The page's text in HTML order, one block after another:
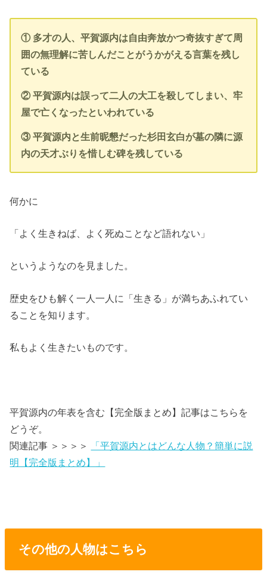
① 多才の人、平賀源内は自由奔放かつ奇抜すぎて周
囲の無理解に苦しんだことがうかがえる言葉を残し
ている
② 平賀源内は誤って二人の大工を殺してしまい、牢
屋で亡くなったといわれている
③ 平賀源内と生前昵懇だった杉田玄白が墓の隣に源
内の天才ぶりを惜しむ碑を残している
何かに
「よく生きねば、よく死ぬことなど語れない」
というようなのを見ました。
歴史をひも解く一人一人に「生きる」が満ちあふれてい
ることを知ります。
私もよく生きたいものです。
平賀源内の年表を含む【完全版まとめ】記事はこちらを
どうぞ。
関連記事 ＞＞＞＞
「平賀源内とはどんな人物？簡単に説
明【完全版まとめ】」
その他の人物はこちら